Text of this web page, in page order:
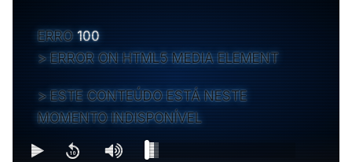
ERRO 100
ERROR ON HTML5 MEDIA ELEMENT
ESTE CONTEÚDO ESTÁ NESTE
MOMENTO INDISPONÍVEL